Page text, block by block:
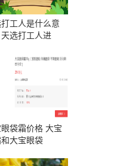
工人是什么意
选打工人进
袋霜价格 大宝
和大宝眼袋